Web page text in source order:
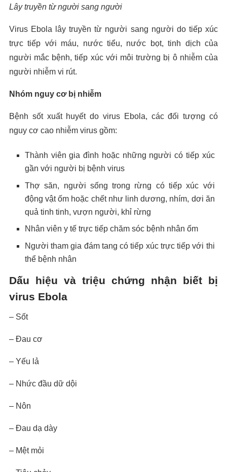
Lây truyền từ người sang người
Virus Ebola lây truyền từ người sang người do tiếp xúc
trực tiếp với máu, nước tiểu, nước bọt, tinh dịch của
người mắc bệnh, tiếp xúc với môi trường bị ô nhiễm của
người nhiễm vi rút.
Nhóm nguy cơ bị nhiễm
Bệnh sốt xuất huyết do virus Ebola, các đối tượng có
nguy cơ cao nhiễm virus gồm:
Thành viên gia đình hoặc những người có tiếp xúc
gần với người bị bệnh virus
Thợ săn, người sống trong rừng có tiếp xúc với
động vật ốm hoặc chết như linh dương, nhím, dơi ăn
quả tinh tinh, vượn người, khỉ rừng
Nhân viên y tế trực tiếp chăm sóc bệnh nhân ốm
Người tham gia đám tang có tiếp xúc trực tiếp với thi
thể bệnh nhân
Dấu hiệu và triệu chứng nhận biết bị
virus Ebola
– Sốt
– Đau cơ
– Yếu lả
– Nhức đầu dữ dội
– Nôn
– Đau dạ dày
– Mệt mỏi